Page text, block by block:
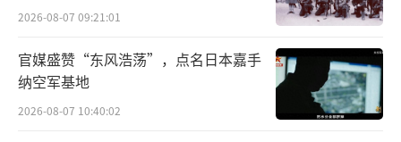
2026-08-07 09:21:01
官媒盛赞“东风浩荡”，点名日本嘉手
纳空军基地
2026-08-07 10:40:02